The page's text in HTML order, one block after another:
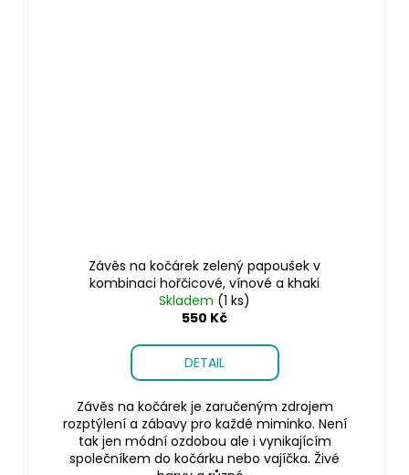
Závěs na kočárek zelený papoušek v
kombinaci hořčicové, vínové a khaki
Skladem (1 ks)
550 Kč
DETAIL
Závěs na kočárek je zaručeným zdrojem
rozptýlení a zábavy pro každé miminko. Není
tak jen módní ozdobou ale i vynikajícím
společníkem do kočárku nebo vajíčka. Živé